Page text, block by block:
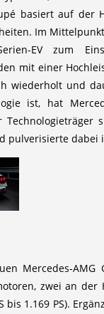
basiert auf der
Im
EV zum
mit einer
wiederholt und
ist, hat
pulverisierte dabei
Mercedes‑AMG
zwei an
bis 1.169 PS).